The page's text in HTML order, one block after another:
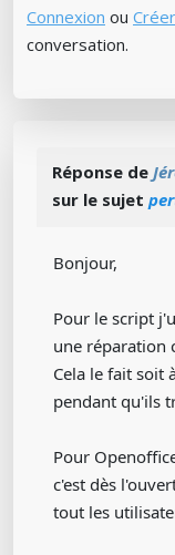
Connexion ou
conversation.
Réponse de
sur le sujet
Bonjour,
Pour le script
une réparation
Cela le fait soit
pendant qu'ils
Pour
c'est dès
tout les